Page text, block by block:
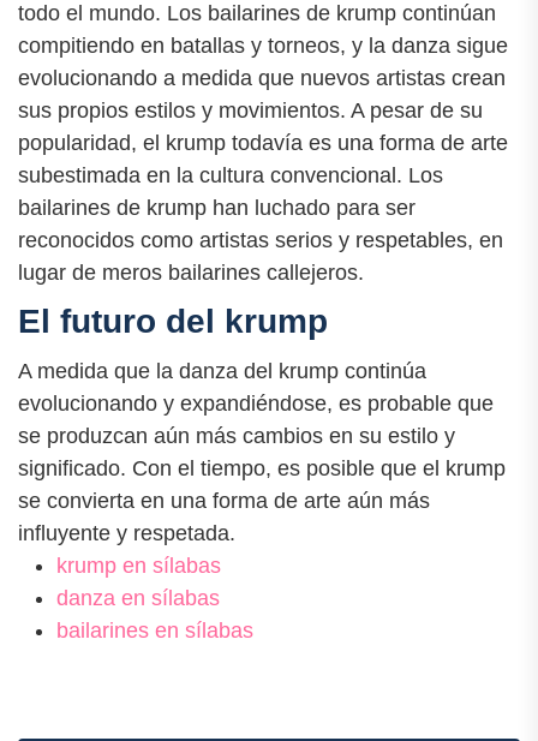
todo el mundo. Los bailarines de krump continúan
compitiendo en batallas y torneos, y la danza sigue
evolucionando a medida que nuevos artistas crean
sus propios estilos y movimientos. A pesar de su
popularidad, el krump todavía es una forma de arte
subestimada en la cultura convencional. Los
bailarines de krump han luchado para ser
reconocidos como artistas serios y respetables, en
lugar de meros bailarines callejeros.
El futuro del krump
A medida que la danza del krump continúa
evolucionando y expandiéndose, es probable que
se produzcan aún más cambios en su estilo y
significado. Con el tiempo, es posible que el krump
se convierta en una forma de arte aún más
influyente y respetada.
krump en sílabas
danza en sílabas
bailarines en sílabas